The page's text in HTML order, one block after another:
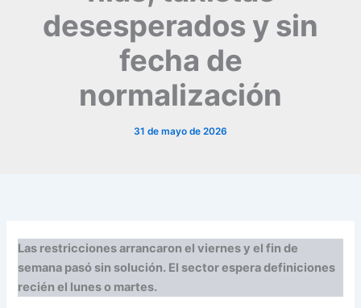
desesperados y sin
fecha de
normalización
31 de mayo de 2026
Las restricciones arrancaron el viernes y el fin de
semana pasó sin solución. El sector espera definiciones
recién el lunes o martes.